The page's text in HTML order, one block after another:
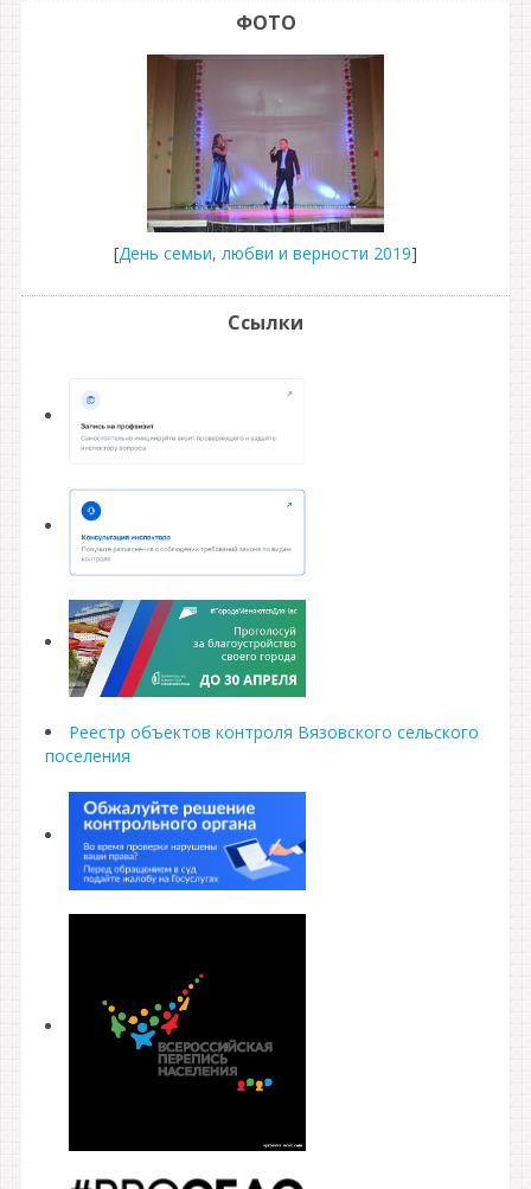
ФОТО
[День семьи, любви и верности 2019]
Ссылки
Реестр объектов контроля Вязовского сельского
поселения